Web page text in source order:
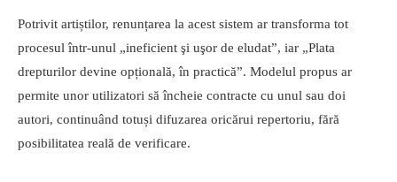
Potrivit artiștilor, renunțarea la acest sistem ar transforma tot
procesul într-unul „ineficient şi uşor de eludat”, iar „Plata
drepturilor devine opțională, în practică”. Modelul propus ar
permite unor utilizatori să încheie contracte cu unul sau doi
autori, continuând totuși difuzarea oricărui repertoriu, fără
posibilitatea reală de verificare.